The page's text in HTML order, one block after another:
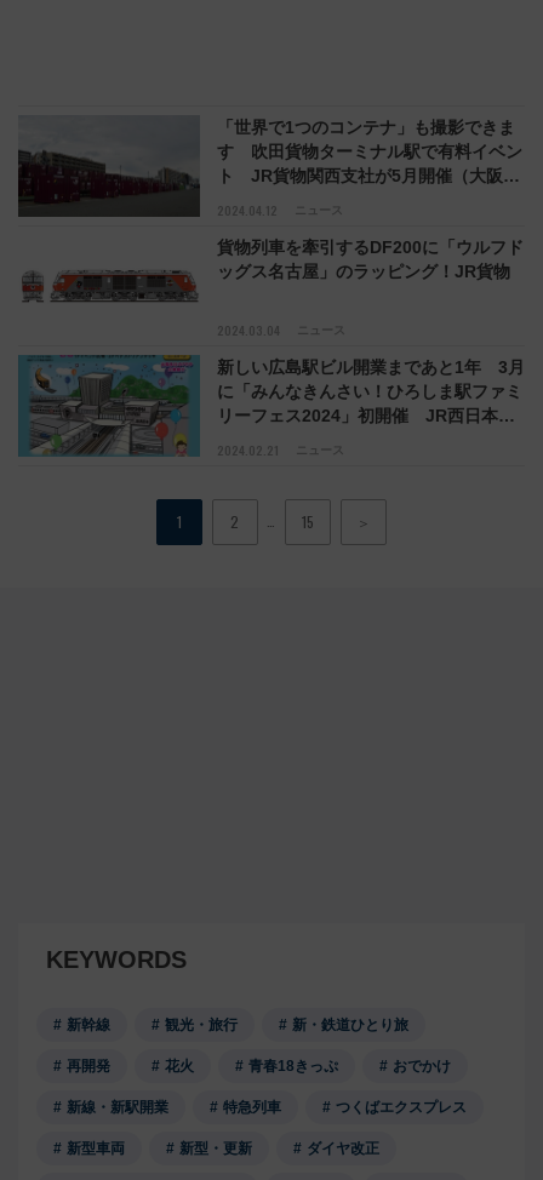
2024.04.12 ニュース
「世界で1つのコンテナ」も撮影できま
す 吹田貨物ターミナル駅で有料イベン
ト JR貨物関西支社が5月開催（大阪府
2024.03.04 ニュース
貨物列車を牽引するDF200に「ウルフド
ッグス名古屋」のラッピング！JR貨物
2024.02.21 ニュース
新しい広島駅ビル開業まであと1年 3月
に「みんなきんさい！ひろしま駅ファミ
リーフェス2024」初開催 JR西日本ほ
1 2 15 ＞
KEYWORDS
新幹線 観光・旅行 新・鉄道ひとり旅
再開発 花火 青春18きっぷ おでかけ
新線・新駅開業 特急列車 つくばエクスプレス
新型車両 新型・更新 ダイヤ改正